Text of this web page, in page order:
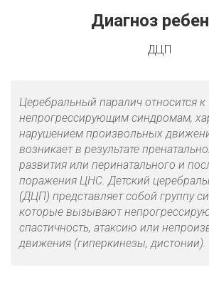
Диагноз
ДЦП
Церебральный паралич относится к
непрогрессирующим синдромам,
нарушением произвольных
возникает в результате
развития или перинатального и
поражения ЦНС. Детский
(ДЦП) представляет собой группу
которые вызывают
спастичность, атаксию или
движения (гиперкинезы, дистонии).